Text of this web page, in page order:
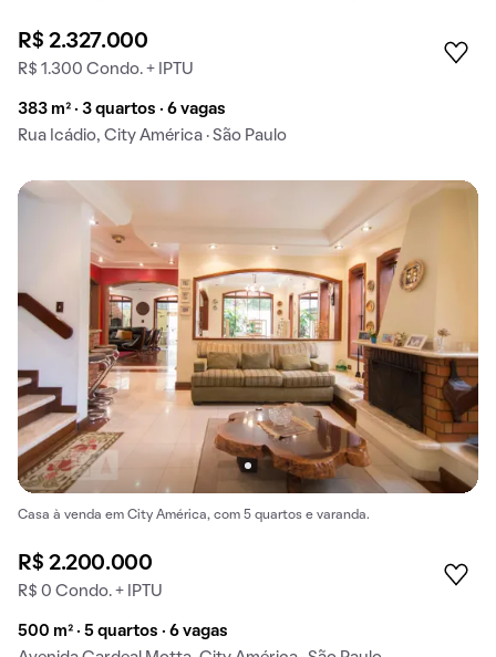
R$ 2.327.000
R$ 1.300 Condo. + IPTU
383 m² · 3 quartos · 6 vagas
Rua Icádio, City América · São Paulo
Casa à venda em City América, com 5 quartos e varanda.
R$ 2.200.000
R$ 0 Condo. + IPTU
500 m² · 5 quartos · 6 vagas